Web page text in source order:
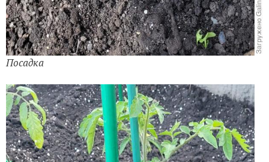
Посадка